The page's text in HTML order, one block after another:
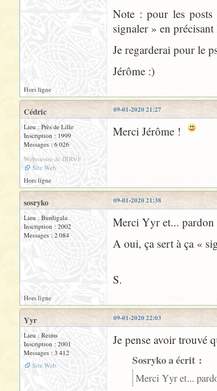
Note : pour les
signaler » en
Je regarderai pour le
Jérôme :)
Hors ligne
09-01-2020 21:27
Cédric
Lieu : Près de Lille
Inscription : 1999
Messages : 6 026
Webmestre de JRRVF
Site Web
Merci Jérôme !
Hors ligne
09-01-2020 21:38
sosryko
Lieu : Burdigala
Inscription : 2002
Messages : 2 084
Merci Yyr et... pardon
A oui, ça sert à ça «
S.
Hors ligne
09-01-2020 22:03
Yyr
Lieu : Reims
Inscription : 2001
Messages : 3 412
Site Web
Je pense avoir trouvé
Sosryko a écrit :
Merci Yyr et...